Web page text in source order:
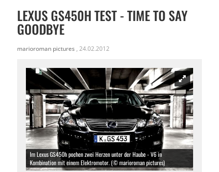
LEXUS GS450H TEST - TIME TO SAY
GOODBYE
marioroman pictures , 24.02.2012
Im Lexus GS450h pochen zwei Herzen unter der Haube - V6 in
Kombination mit einem Elektromotor. (© marioroman pictures)